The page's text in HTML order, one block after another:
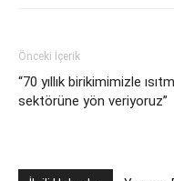
Önceki İçerik
“70 yıllık birikimimizle
sektörüne yön veriyoruz”